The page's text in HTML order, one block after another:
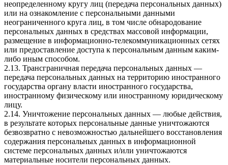
неопределенному кругу лиц (передача персональных данных)
или на ознакомление с персональными данными
неограниченного круга лиц, в том числе обнародование
персональных данных в средствах массовой информации,
размещение в информационно-телекоммуникационных сетях
или предоставление доступа к персональным данным каким-
либо иным способом.
2.13. Трансграничная передача персональных данных —
передача персональных данных на территорию иностранного
государства органу власти иностранного государства,
иностранному физическому или иностранному юридическому
лицу.
2.14. Уничтожение персональных данных — любые действия,
в результате которых персональные данные уничтожаются
безвозвратно с невозможностью дальнейшего восстановления
содержания персональных данных в информационной
системе персональных данных и/или уничтожаются
материальные носители персональных данных.